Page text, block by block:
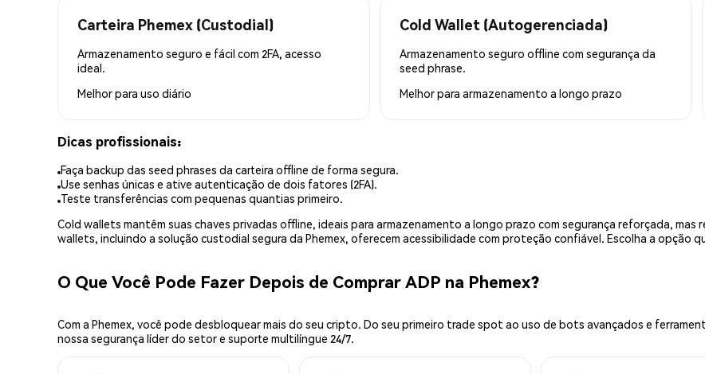
Carteira Phemex (Custodial)
Armazenamento seguro e fácil com 2FA, acesso
ideal.
Melhor para uso diário
Cold Wallet (Autogerenciada)
Armazenamento seguro offline com segurança da
seed phrase.
Melhor para armazenamento a longo prazo
Dicas profissionais:
Faça backup das seed phrases da carteira offline de forma segura.
Use senhas únicas e ative autenticação de dois fatores (2FA).
Teste transferências com pequenas quantias primeiro.
Cold wallets mantêm suas chaves privadas offline, ideais para armazenamento a longo prazo com segurança reforçada,
wallets, incluindo a solução custodial segura da Phemex, oferecem acessibilidade com proteção confiável. Escolha a opção
O Que Você Pode Fazer Depois de Comprar ADP na Phemex?
Com a Phemex, você pode desbloquear mais do seu cripto. Do seu primeiro trade spot ao uso de bots avançados e
nossa segurança líder do setor e suporte multilíngue 24/7.